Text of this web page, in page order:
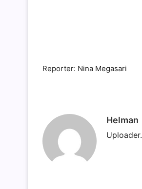
Reporter: Nina Megasari
Helman
Uploader.